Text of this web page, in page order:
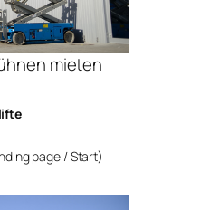
mieten
page / Start)